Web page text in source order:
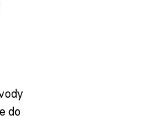
do